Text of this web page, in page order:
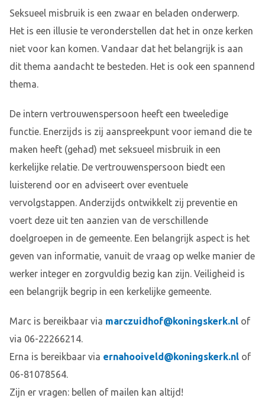
Seksueel misbruik is een zwaar en beladen onderwerp.
Het is een illusie te veronderstellen dat het in onze kerken
niet voor kan komen. Vandaar dat het belangrijk is aan
dit thema aandacht te besteden. Het is ook een spannend
thema.
De intern vertrouwenspersoon heeft een tweeledige
functie. Enerzijds is zij aanspreekpunt voor iemand die te
maken heeft (gehad) met seksueel misbruik in een
kerkelijke relatie. De vertrouwenspersoon biedt een
luisterend oor en adviseert over eventuele
vervolgstappen. Anderzijds ontwikkelt zij preventie en
voert deze uit ten aanzien van de verschillende
doelgroepen in de gemeente. Een belangrijk aspect is het
geven van informatie, vanuit de vraag op welke manier de
werker integer en zorgvuldig bezig kan zijn. Veiligheid is
een belangrijk begrip in een kerkelijke gemeente.
Marc is bereikbaar via marczuidhof@koningskerk.nlof
via 06-22266214.
Erna is bereikbaar via ernahooiveld@koningskerk.nlof
06-81078564.
Zijn er vragen: bellen of mailen kan altijd!